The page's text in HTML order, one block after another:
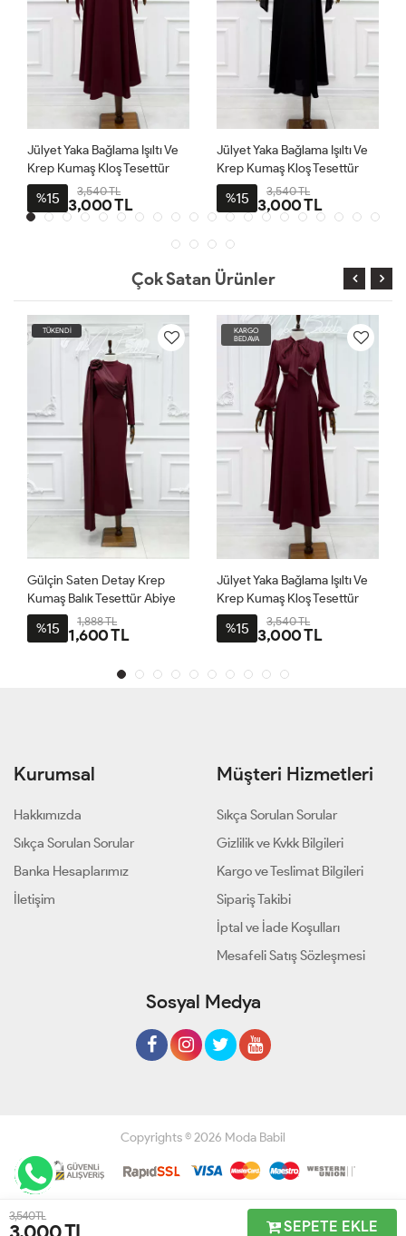
3,540 TL
SEPETE EKLE
Jülyet Yaka Bağlama Işıltı Ve
Krep Kumaş Kloş Tesettür
Abiye Bordo
%15 3,540 TL
3,000 TL
Jülyet Yaka Bağlama Işıltı Ve
Krep Kumaş Kloş Tesettür
Abiye Siyah
%15 3,540 TL
3,000 TL
Çok Satan Ürünler
TÜKENDİ
Gülçin Saten Detay Krep
Kumaş Balık Tesettür Abiye
Bordo
%15 1,888 TL
1,600 TL
KARGO
BEDAVA
Jülyet Yaka Bağlama Işıltı Ve
Krep Kumaş Kloş Tesettür
Abiye Bordo
%15 3,540 TL
3,000 TL
Kurumsal
Hakkımızda
Sıkça Sorulan Sorular
Banka Hesaplarımız
İletişim
Müşteri Hizmetleri
Sıkça Sorulan Sorular
Gizlilik ve Kvkk Bilgileri
Kargo ve Teslimat Bilgileri
Sipariş Takibi
İptal ve İade Koşulları
Mesafeli Satış Sözleşmesi
Sosyal Medya
Copyrights © 2026 Moda Babil
Geliştir - powered by innovation